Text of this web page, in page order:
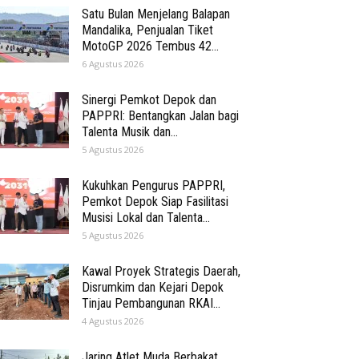
Satu Bulan Menjelang Balapan
Mandalika, Penjualan Tiket
MotoGP 2026 Tembus 42...
6 Agustus 2026
Sinergi Pemkot Depok dan
PAPPRI: Bentangkan Jalan bagi
Talenta Musik dan...
5 Agustus 2026
Kukuhkan Pengurus PAPPRI,
Pemkot Depok Siap Fasilitasi
Musisi Lokal dan Talenta...
5 Agustus 2026
Kawal Proyek Strategis Daerah,
Disrumkim dan Kejari Depok
Tinjau Pembangunan RKAI...
4 Agustus 2026